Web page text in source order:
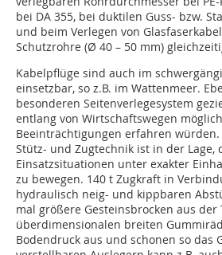
bei DA 355, bei duktilen Guss- bzw.
und beim Verlegen von
Schutzrohre (Ø 40 – 50 mm)
Kabelpflüge sind auch im
einsetzbar, so z.B. im Wattenmeer.
besonderen Seitenverlegesystem
entlang von Wirtschaftswegen
Beeinträchtigungen erfahren würden.
Stütz- und Zugtechnik ist in der Lage,
Einsatzsituationen unter exakter
zu bewegen. 140 t Zugkraft in
hydraulisch neig- und kippbaren
mal größere Gesteinsbrocken aus der
überdimensionalen breiten
Bodendruck aus und schonen so das